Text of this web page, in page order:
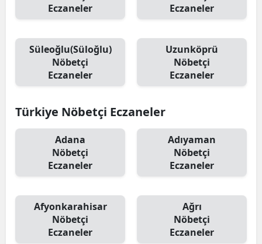
Eczaneler
Eczaneler
Süleoğlu(Süloğlu)
Nöbetçi
Eczaneler
Uzunköprü
Nöbetçi
Eczaneler
Türkiye Nöbetçi Eczaneler
Adana
Nöbetçi
Eczaneler
Adıyaman
Nöbetçi
Eczaneler
Afyonkarahisar
Nöbetçi
Eczaneler
Ağrı
Nöbetçi
Eczaneler